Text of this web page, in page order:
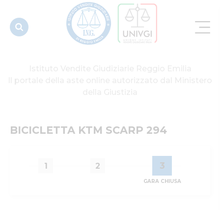
BICICLETTA KTM SCARP 294
1 2 3
GARA CHIUSA